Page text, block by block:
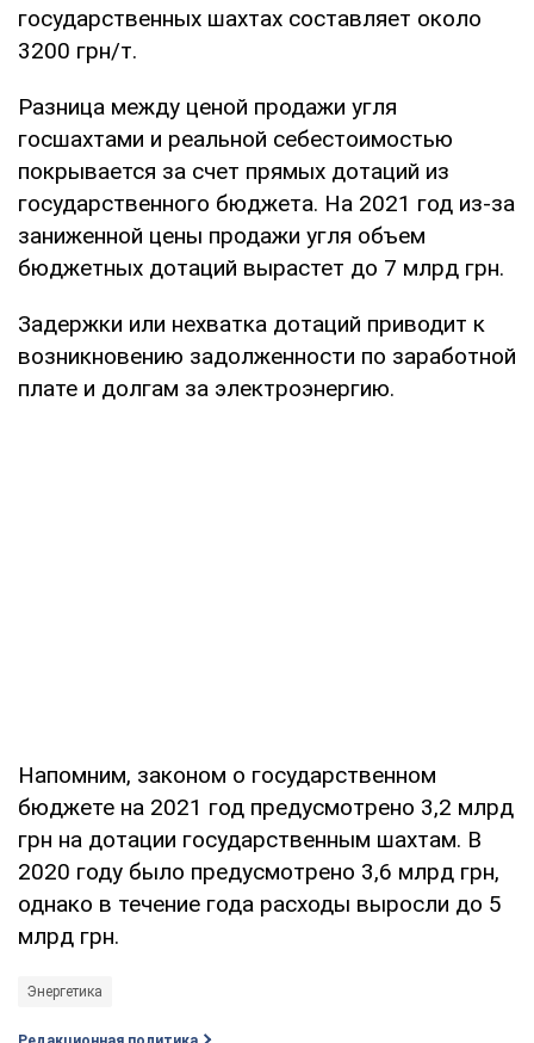
государственных шахтах составляет около
3200 грн/т.
Разница между ценой продажи угля
госшахтами и реальной себестоимостью
покрывается за счет прямых дотаций из
государственного бюджета. На 2021 год из-за
заниженной цены продажи угля объем
бюджетных дотаций вырастет до 7 млрд грн.
Задержки или нехватка дотаций приводит к
возникновению задолженности по заработной
плате и долгам за электроэнергию.
Напомним, законом о государственном
бюджете на 2021 год предусмотрено 3,2 млрд
грн на дотации государственным шахтам. В
2020 году было предусмотрено 3,6 млрд грн,
однако в течение года расходы выросли до 5
млрд грн.
Энергетика